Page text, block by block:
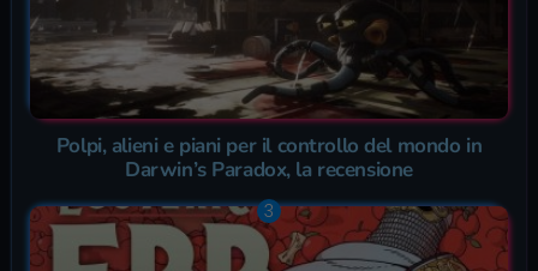
Polpi, alieni e piani per il controllo del mondo in
Darwin’s Paradox, la recensione